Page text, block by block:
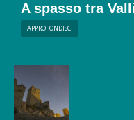
A spasso tra
APPROFONDISCI